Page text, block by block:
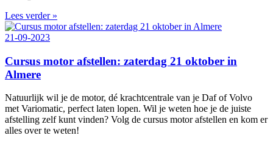
Lees verder »
21-09-2023
Cursus motor afstellen: zaterdag 21 oktober in
Almere
Natuurlijk wil je de motor, dé krachtcentrale van je Daf of Volvo
met Variomatic, perfect laten lopen. Wil je weten hoe je de juiste
afstelling zelf kunt vinden? Volg de cursus motor afstellen en kom er
alles over te weten!